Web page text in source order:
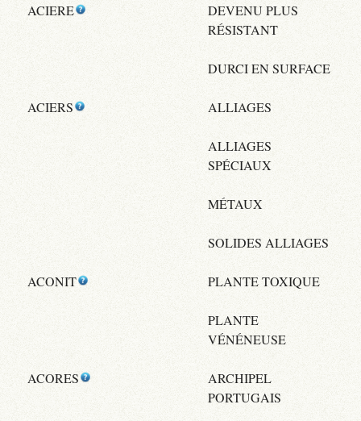
ACIERE
DEVENU PLUS
RÉSISTANT
DURCI EN SURFACE
ACIERS ALLIAGES
ALLIAGES
SPÉCIAUX
MÉTAUX
SOLIDES ALLIAGES
ACONIT PLANTE TOXIQUE
PLANTE
VÉNÉNEUSE
ACORES
ARCHIPEL
PORTUGAIS